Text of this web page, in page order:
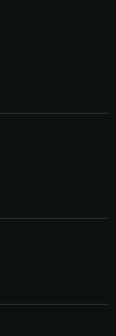
disabilitati.